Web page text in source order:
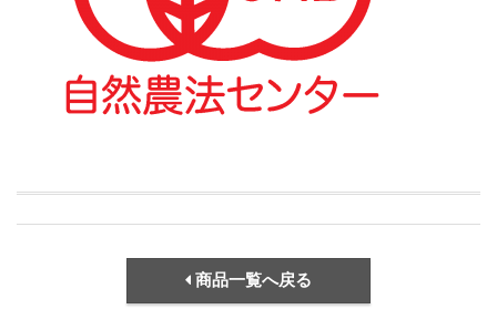
商品一覧へ戻る